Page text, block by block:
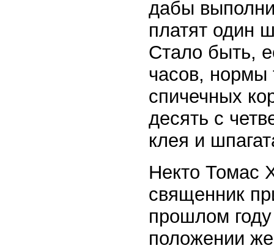
дабы
платят один
Стало быть,
часов, нормы
спичечных
десять с
клея и
Некто Томас
священник
прошлом
положении